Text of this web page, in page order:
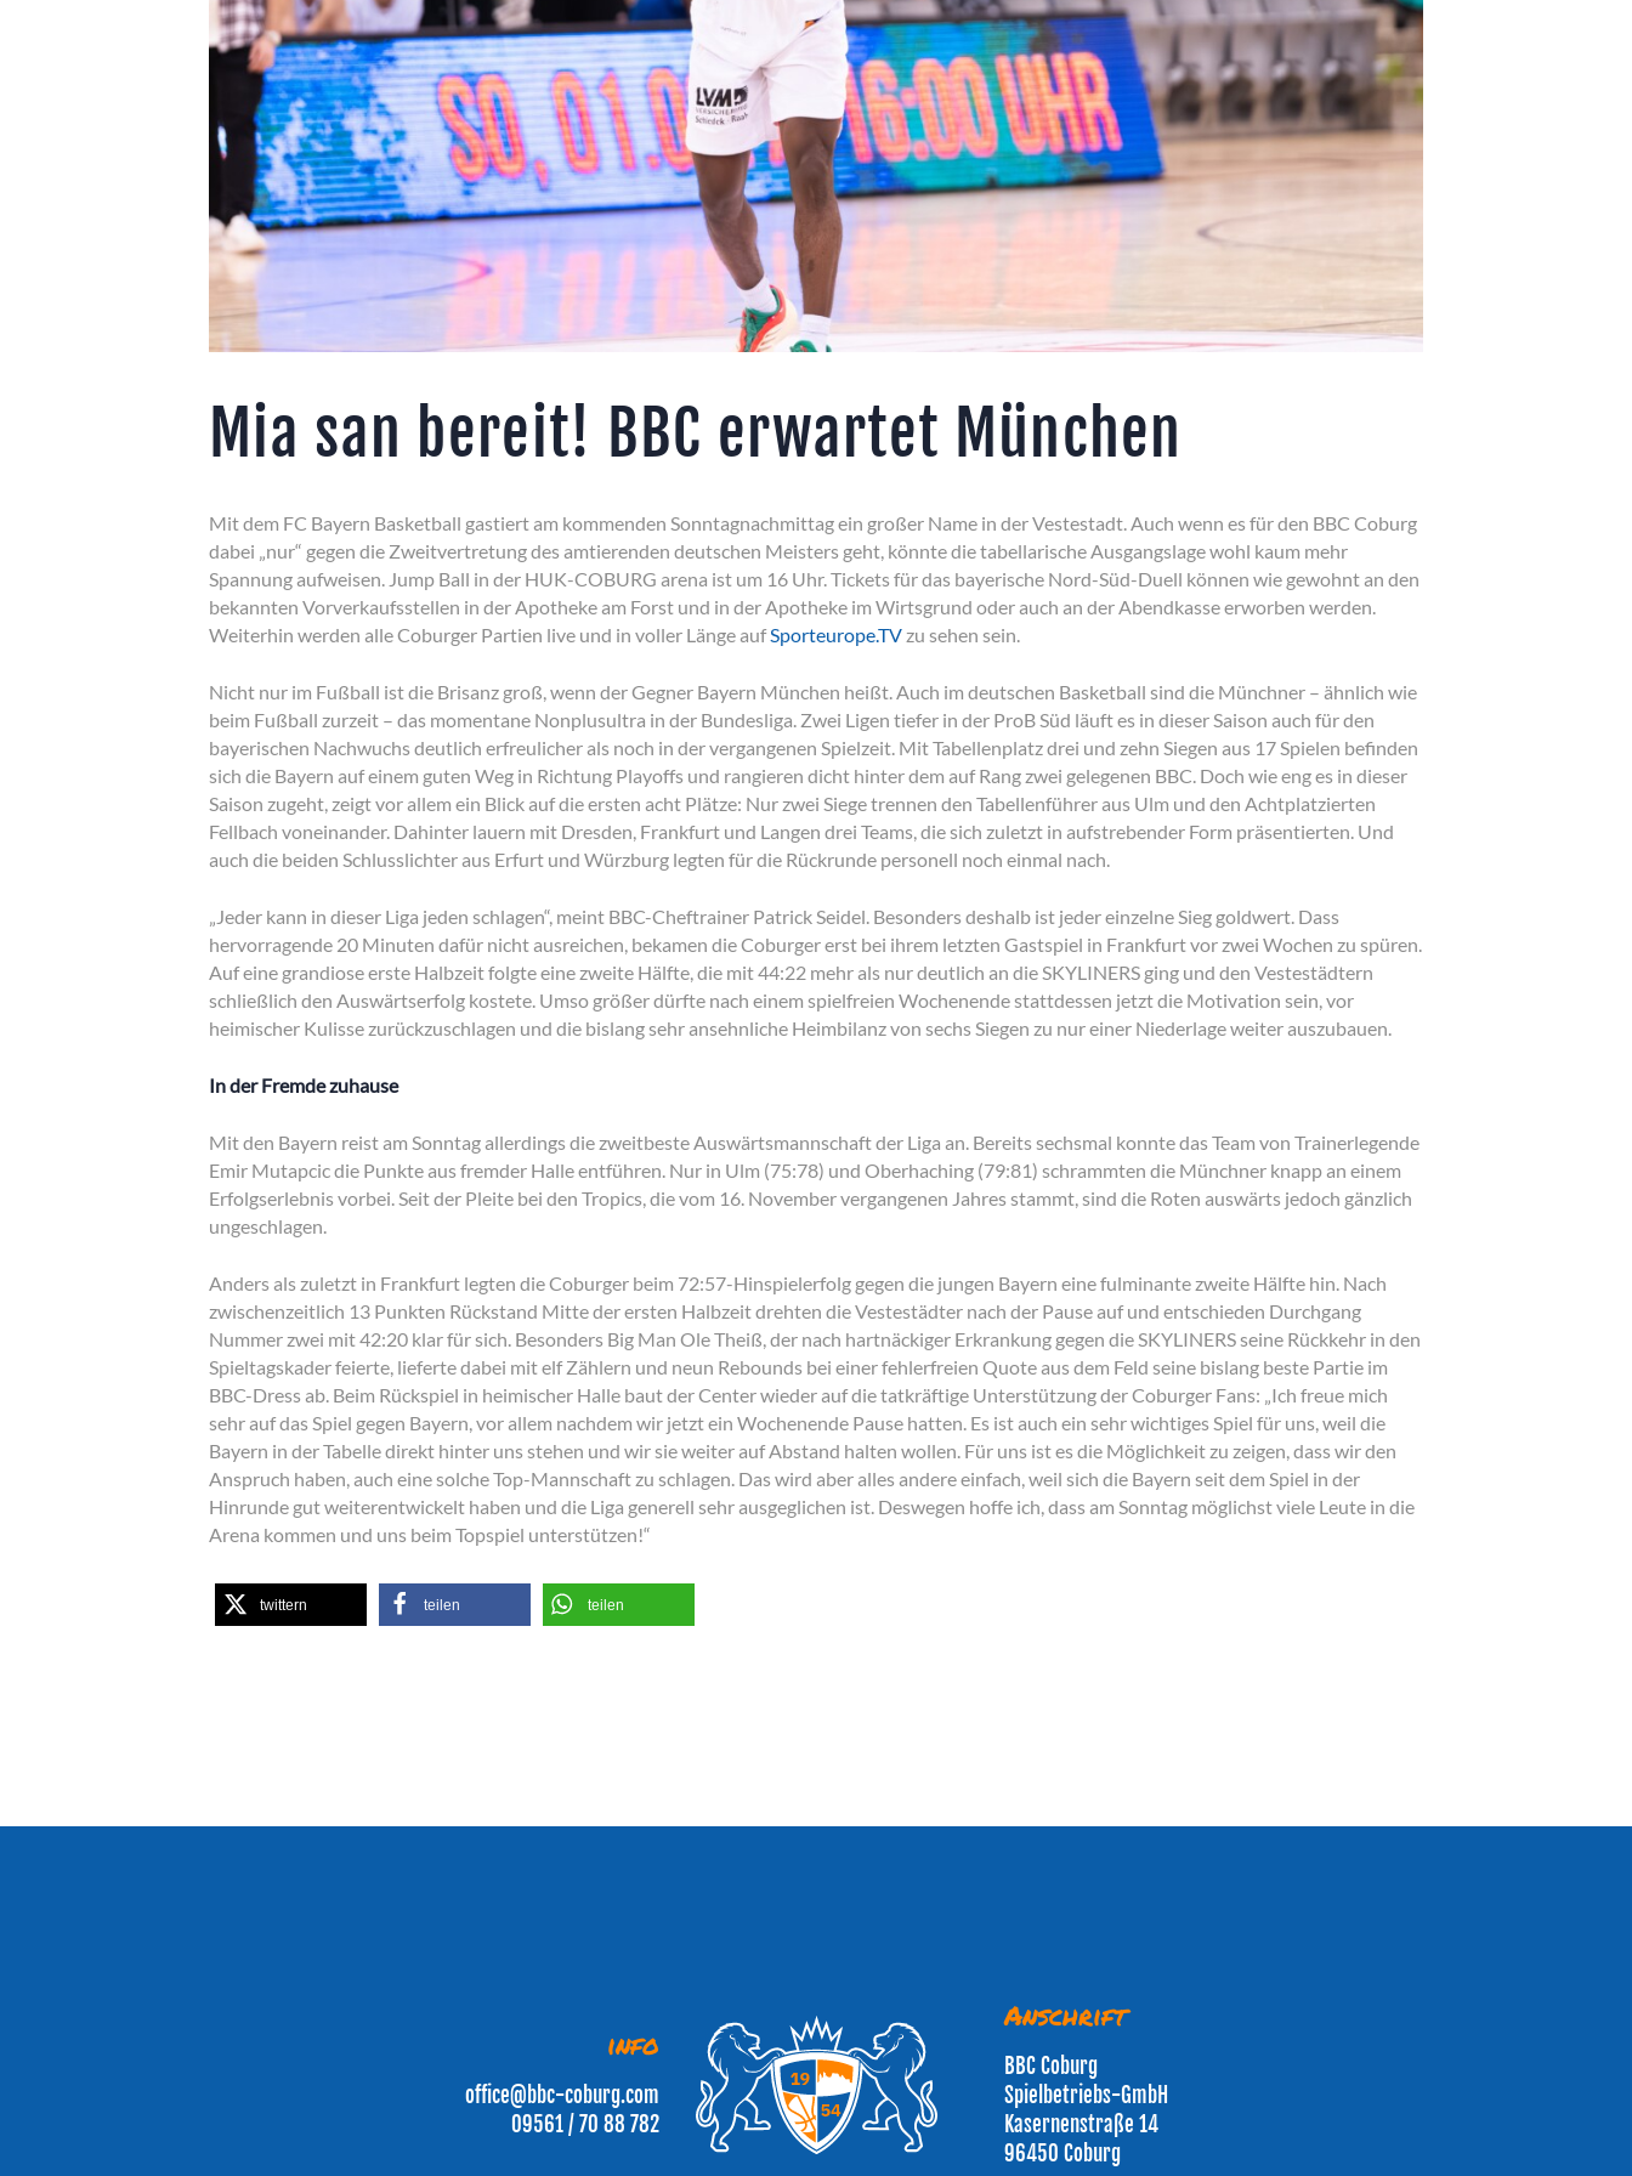
Mia san bereit! BBC erwartet München
Mit dem FC Bayern Basketball gastiert am kommenden Sonntagnachmittag ein großer Name in der Vestestadt. Auch wenn es für den BBC Coburg
dabei „nur“ gegen die Zweitvertretung des amtierenden deutschen Meisters geht, könnte die tabellarische Ausgangslage wohl kaum mehr
Spannung aufweisen. Jump Ball in der HUK-COBURG arena ist um 16 Uhr. Tickets für das bayerische Nord-Süd-Duell können wie gewohnt an den
bekannten Vorverkaufsstellen in der Apotheke am Forst und in der Apotheke im Wirtsgrund oder auch an der Abendkasse erworben werden.
Weiterhin werden alle Coburger Partien live und in voller Länge aufSporteurope.TV zu sehen sein.
Nicht nur im Fußball ist die Brisanz groß, wenn der Gegner Bayern München heißt. Auch im deutschen Basketball sind die Münchner – ähnlich wie
beim Fußball zurzeit – das momentane Nonplusultra in der Bundesliga. Zwei Ligen tiefer in der ProB Süd läuft es in dieser Saison auch für den
bayerischen Nachwuchs deutlich erfreulicher als noch in der vergangenen Spielzeit. Mit Tabellenplatz drei und zehn Siegen aus 17 Spielen befinden
sich die Bayern auf einem guten Weg in Richtung Playoffs und rangieren dicht hinter dem auf Rang zwei gelegenen BBC. Doch wie eng es in dieser
Saison zugeht, zeigt vor allem ein Blick auf die ersten acht Plätze: Nur zwei Siege trennen den Tabellenführer aus Ulm und den Achtplatzierten
Fellbach voneinander. Dahinter lauern mit Dresden, Frankfurt und Langen drei Teams, die sich zuletzt in aufstrebender Form präsentierten. Und
auch die beiden Schlusslichter aus Erfurt und Würzburg legten für die Rückrunde personell noch einmal nach.
„Jeder kann in dieser Liga jeden schlagen“, meint BBC-Cheftrainer Patrick Seidel. Besonders deshalb ist jeder einzelne Sieg goldwert. Dass
hervorragende 20 Minuten dafür nicht ausreichen, bekamen die Coburger erst bei ihrem letzten Gastspiel in Frankfurt vor zwei Wochen zu spüren.
Auf eine grandiose erste Halbzeit folgte eine zweite Hälfte, die mit 44:22 mehr als nur deutlich an die SKYLINERS ging und den Vestestädtern
schließlich den Auswärtserfolg kostete. Umso größer dürfte nach einem spielfreien Wochenende stattdessen jetzt die Motivation sein, vor
heimischer Kulisse zurückzuschlagen und die bislang sehr ansehnliche Heimbilanz von sechs Siegen zu nur einer Niederlage weiter auszubauen.
In der Fremde zuhause
Mit den Bayern reist am Sonntag allerdings die zweitbeste Auswärtsmannschaft der Liga an. Bereits sechsmal konnte das Team von Trainerlegende
Emir Mutapcic die Punkte aus fremder Halle entführen. Nur in Ulm (75:78) und Oberhaching (79:81) schrammten die Münchner knapp an einem
Erfolgserlebnis vorbei. Seit der Pleite bei den Tropics, die vom 16. November vergangenen Jahres stammt, sind die Roten auswärts jedoch gänzlich
ungeschlagen.
Anders als zuletzt in Frankfurt legten die Coburger beim 72:57-Hinspielerfolg gegen die jungen Bayern eine fulminante zweite Hälfte hin. Nach
zwischenzeitlich 13 Punkten Rückstand Mitte der ersten Halbzeit drehten die Vestestädter nach der Pause auf und entschieden Durchgang
Nummer zwei mit 42:20 klar für sich. Besonders Big Man Ole Theiß, der nach hartnäckiger Erkrankung gegen die SKYLINERS seine Rückkehr in den
Spieltagskader feierte, lieferte dabei mit elf Zählern und neun Rebounds bei einer fehlerfreien Quote aus dem Feld seine bislang beste Partie im
BBC-Dress ab. Beim Rückspiel in heimischer Halle baut der Center wieder auf die tatkräftige Unterstützung der Coburger Fans: „Ich freue mich
sehr auf das Spiel gegen Bayern, vor allem nachdem wir jetzt ein Wochenende Pause hatten. Es ist auch ein sehr wichtiges Spiel für uns, weil die
Bayern in der Tabelle direkt hinter uns stehen und wir sie weiter auf Abstand halten wollen. Für uns ist es die Möglichkeit zu zeigen, dass wir den
Anspruch haben, auch eine solche Top-Mannschaft zu schlagen. Das wird aber alles andere einfach, weil sich die Bayern seit dem Spiel in der
Hinrunde gut weiterentwickelt haben und die Liga generell sehr ausgeglichen ist. Deswegen hoffe ich, dass am Sonntag möglichst viele Leute in die
Arena kommen und uns beim Topspiel unterstützen!“
twittern teilen teilen
info
office@bbc-coburg.com
09561 / 70 88 782
Anschrift
BBC Coburg
Spielbetriebs-GmbH
Kasernenstraße 14
96450 Coburg